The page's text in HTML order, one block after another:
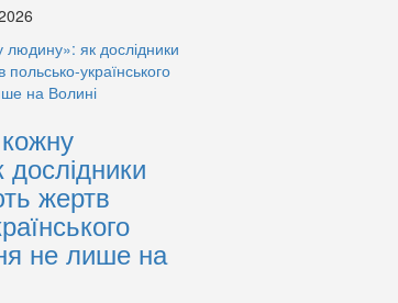
жертв
не лише на